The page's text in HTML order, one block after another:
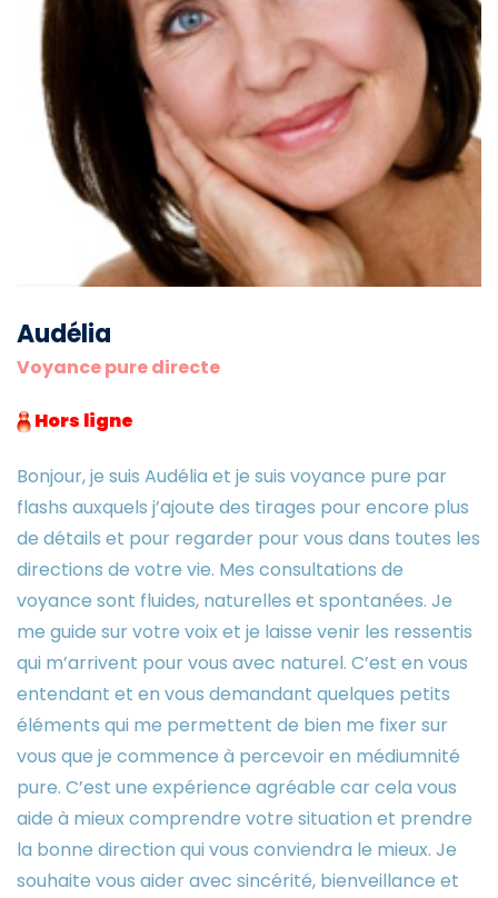
Audélia
Voyance pure directe
Hors ligne
Bonjour, je suis Audélia et je suis voyance pure par
flashs auxquels j’ajoute des tirages pour encore plus
de détails et pour regarder pour vous dans toutes les
directions de votre vie. Mes consultations de
voyance sont fluides, naturelles et spontanées. Je
me guide sur votre voix et je laisse venir les ressentis
qui m’arrivent pour vous avec naturel. C’est en vous
entendant et en vous demandant quelques petits
éléments qui me permettent de bien me fixer sur
vous que je commence à percevoir en médiumnité
pure. C’est une expérience agréable car cela vous
aide à mieux comprendre votre situation et prendre
la bonne direction qui vous conviendra le mieux. Je
souhaite vous aider avec sincérité, bienveillance et